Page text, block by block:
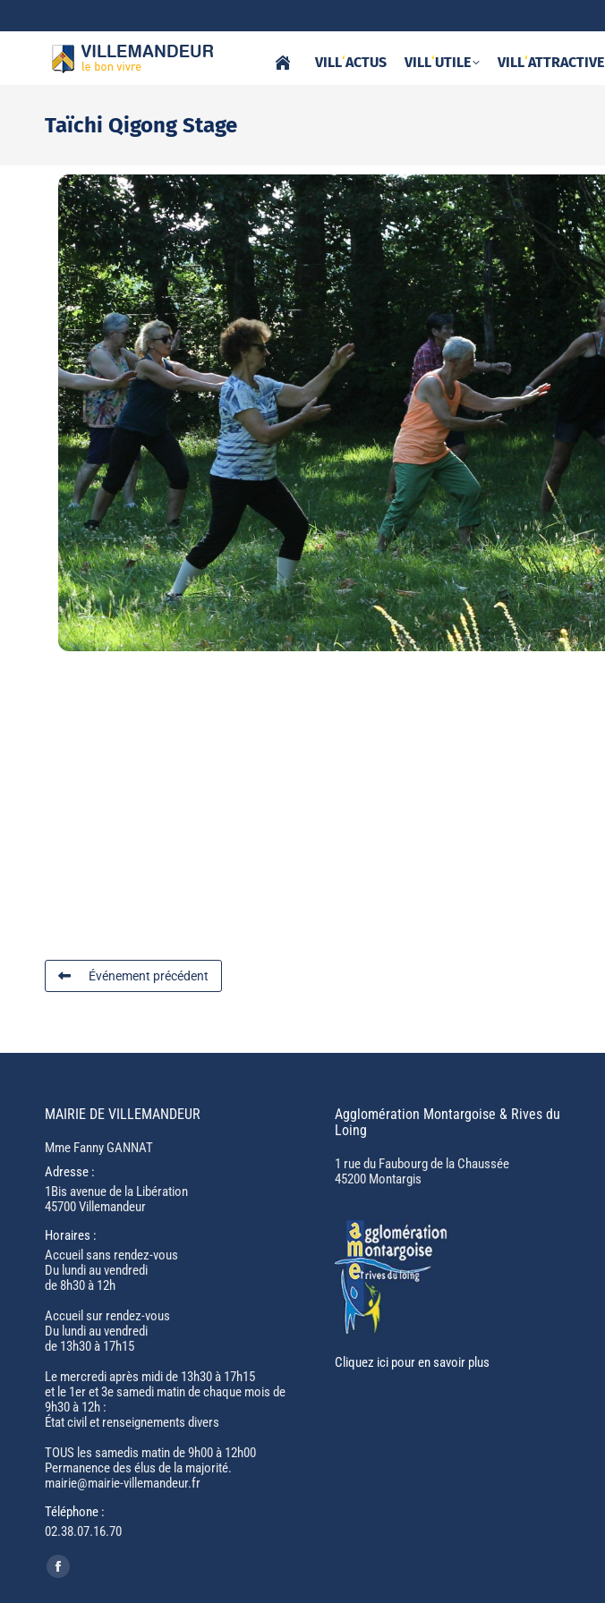
VILL‘ACTUS VILL‘UTILE VILL‘ATTRACTIVE
Taïchi Qigong Stage
Événement précédent
MAIRIE DE VILLEMANDEUR
Mme Fanny GANNAT
Adresse :
1Bis avenue de la Libération
45700 Villemandeur
Horaires :
Accueil sans rendez-vous
Du lundi au vendredi
de 8h30 à 12h
Accueil sur rendez-vous
Du lundi au vendredi
de 13h30 à 17h15
Le mercredi après midi de 13h30 à 17h15
et le 1er et 3e samedi matin de chaque mois de
9h30 à 12h :
État civil et renseignements divers
TOUS les samedis matin de 9h00 à 12h00
Permanence des élus de la majorité.
mairie@mairie-villemandeur.fr
Téléphone :
02.38.07.16.70
Trouvez nous sur :
Facebook
Agglomération Montargoise & Rives du
Loing
1 rue du Faubourg de la Chaussée
45200 Montargis
Cliquez ici pour en savoir plus